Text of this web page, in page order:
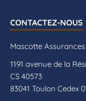
CONTACTEZ-NOUS
Mascotte Assurances
1191 avenue de la
CS 40573
83041 Toulon Cedex